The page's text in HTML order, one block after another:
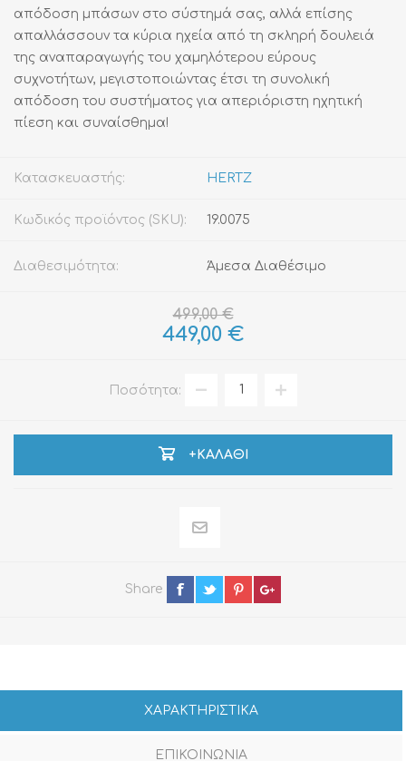
απόδοση μπάσων στο σύστημά σας, αλλά επίσης
απαλλάσσουν τα κύρια ηχεία από τη σκληρή δουλειά
της αναπαραγωγής του χαμηλότερου εύρους
συχνοτήτων, μεγιστοποιώντας έτσι τη συνολική
απόδοση του συστήματος για απεριόριστη ηχητική
πίεση και συναίσθημα!
Κατασκευαστής: HERTZ
Κωδικός προϊόντος (SKU): 19.0075
Διαθεσιμότητα: Άμεσα Διαθέσιμο
499,00 €
449,00 €
Ποσότητα:
+ΚΑΛΆΘΙ
Share
ΧΑΡΑΚΤΗΡΙΣΤΙΚΑ
ΕΠΙΚΟΙΝΩΝΙΑ